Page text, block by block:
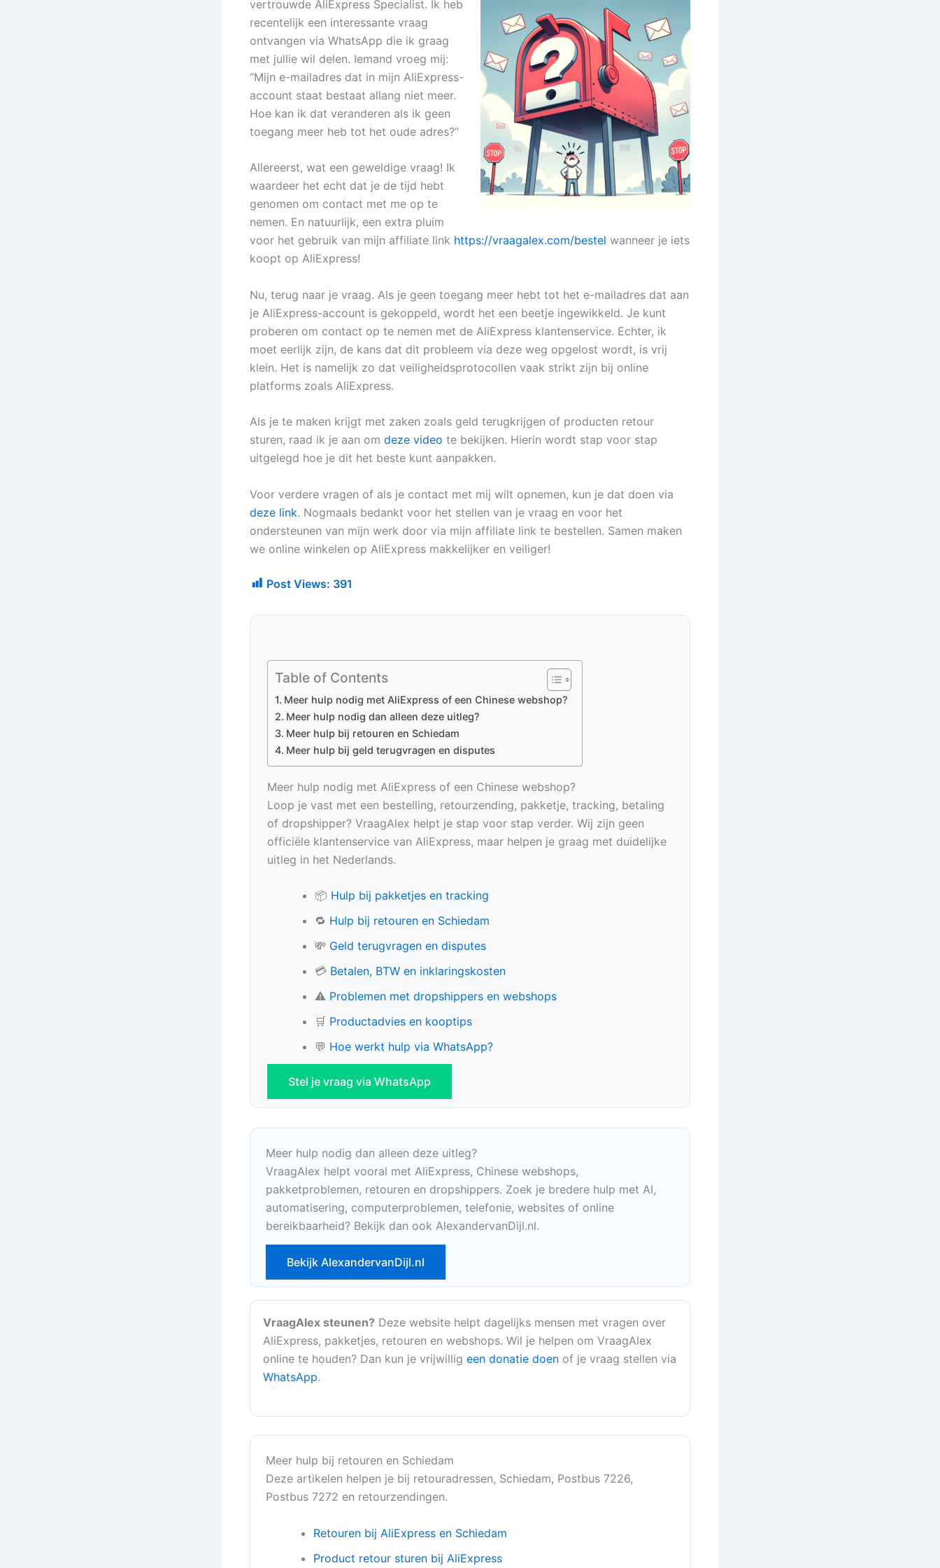
vertrouwde AliExpress Specialist. Ik heb
recentelijk een interessante vraag
ontvangen via WhatsApp die ik graag
met jullie wil delen. Iemand vroeg mij:
“Mijn e-mailadres dat in mijn AliExpress-
account staat bestaat allang niet meer.
Hoe kan ik dat veranderen als ik geen
toegang meer heb tot het oude adres?”
Allereerst, wat een geweldige vraag! Ik
waardeer het echt dat je de tijd hebt
genomen om contact met me op te
nemen. En natuurlijk, een extra pluim
voor het gebruik van mijn affiliate link https://vraagalex.com/bestel wanneer je iets
koopt op AliExpress!
Nu, terug naar je vraag. Als je geen toegang meer hebt tot het e-mailadres dat aan
je AliExpress-account is gekoppeld, wordt het een beetje ingewikkeld. Je kunt
proberen om contact op te nemen met de AliExpress klantenservice. Echter, ik
moet eerlijk zijn, de kans dat dit probleem via deze weg opgelost wordt, is vrij
klein. Het is namelijk zo dat veiligheidsprotocollen vaak strikt zijn bij online
platforms zoals AliExpress.
Als je te maken krijgt met zaken zoals geld terugkrijgen of producten retour
sturen, raad ik je aan om deze video te bekijken. Hierin wordt stap voor stap
uitgelegd hoe je dit het beste kunt aanpakken.
Voor verdere vragen of als je contact met mij wilt opnemen, kun je dat doen via
deze link. Nogmaals bedankt voor het stellen van je vraag en voor het
ondersteunen van mijn werk door via mijn affiliate link te bestellen. Samen maken
we online winkelen op AliExpress makkelijker en veiliger!
Post Views: 391
Table of Contents
Meer hulp nodig met AliExpress of een Chinese webshop?
Meer hulp nodig dan alleen deze uitleg?
Meer hulp bij retouren en Schiedam
Meer hulp bij geld terugvragen en disputes
Meer hulp nodig met AliExpress of een Chinese webshop?
Loop je vast met een bestelling, retourzending, pakketje, tracking, betaling
of dropshipper? VraagAlex helpt je stap voor stap verder. Wij zijn geen
officiële klantenservice van AliExpress, maar helpen je graag met duidelijke
uitleg in het Nederlands.
📦 Hulp bij pakketjes en tracking
🔁 Hulp bij retouren en Schiedam
💸 Geld terugvragen en disputes
💳 Betalen, BTW en inklaringskosten
⚠️ Problemen met dropshippers en webshops
🛒 Productadvies en kooptips
💬 Hoe werkt hulp via WhatsApp?
Stel je vraag via WhatsApp
Meer hulp nodig dan alleen deze uitleg?
VraagAlex helpt vooral met AliExpress, Chinese webshops,
pakketproblemen, retouren en dropshippers. Zoek je bredere hulp met AI,
automatisering, computerproblemen, telefonie, websites of online
bereikbaarheid? Bekijk dan ook AlexandervanDijl.nl.
Bekijk AlexandervanDijl.nl
VraagAlex steunen? Deze website helpt dagelijks mensen met vragen over
AliExpress, pakketjes, retouren en webshops. Wil je helpen om VraagAlex
online te houden? Dan kun je vrijwillig een donatie doen of je vraag stellen via
WhatsApp.
Meer hulp bij retouren en Schiedam
Deze artikelen helpen je bij retouradressen, Schiedam, Postbus 7226,
Postbus 7272 en retourzendingen.
Retouren bij AliExpress en Schiedam
Product retour sturen bij AliExpress